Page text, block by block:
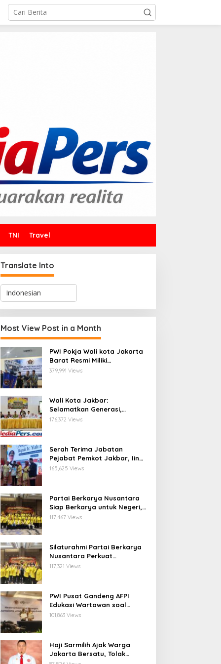
TNI Travel
Translate Into
Most View Post in a Month
PWI Pokja Wali kota Jakarta
Barat Resmi Miliki
Kepengurusan dan
Sarat Makna
379,991 Views
Wali Kota Jakbar:
Selamatkan Generasi,
Hentikan Bullying dan
176,372 Views
Serah Terima Jabatan
Pejabat Pemkot Jakbar, Iin
Mutmainnah: Mutasi Adalah
165,625 Views
Partai Berkarya Nusantara
Siap Berkarya untuk Negeri,
Kawal Program Prabowo dan
117,467 Views
Silaturahmi Partai Berkarya
Nusantara Perkuat
Konsolidasi Organisasi dan
117,321 Views
PWI Pusat Gandeng AFPI
Edukasi Wartawan soal
Pindar dan Perlindungan
101,863 Views
Haji Sarmilih Ajak Warga
Jakarta Bersatu, Tolak